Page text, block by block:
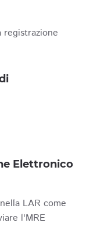
Elettronico
LAR come
l'MRE